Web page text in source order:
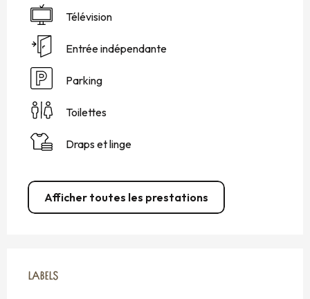
Télévision
Entrée indépendante
Parking
Toilettes
Draps et linge
Afficher toutes les prestations
LABELS
LABELS